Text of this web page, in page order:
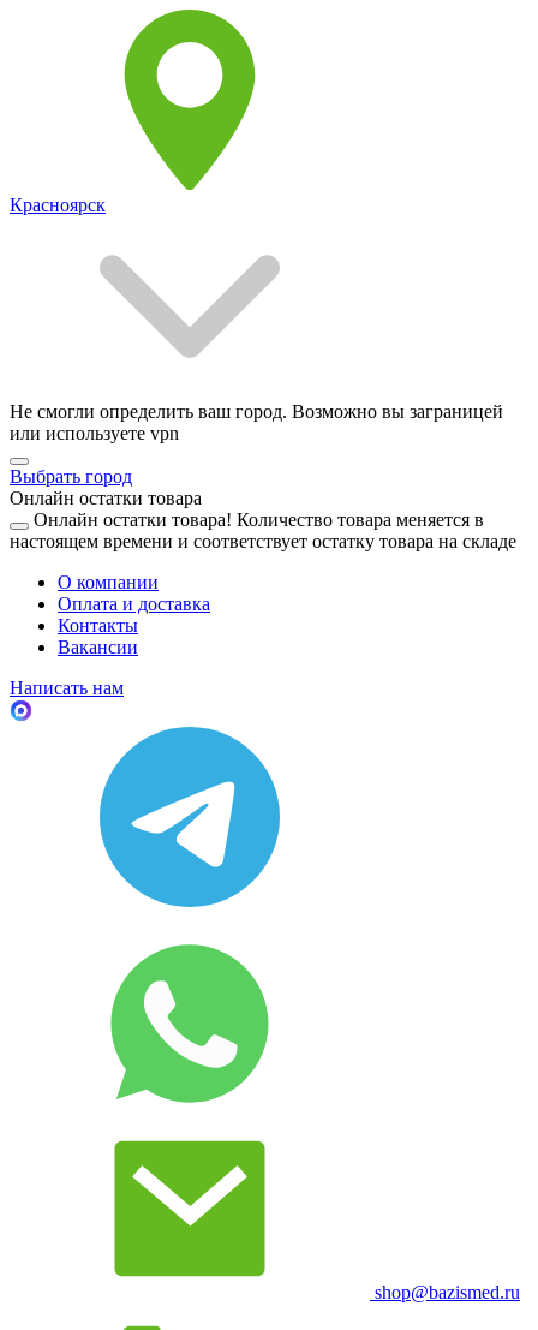
Красноярск
Не смогли определить ваш город. Возможно вы заграницей
или используете vpn
Выбрать город
Онлайн остатки товара
Онлайн остатки товара! Количество товара меняется в
настоящем времени и соответствует остатку товара на складе
О компании
Оплата и доставка
Контакты
Вакансии
Написать нам
shop@bazismed.ru